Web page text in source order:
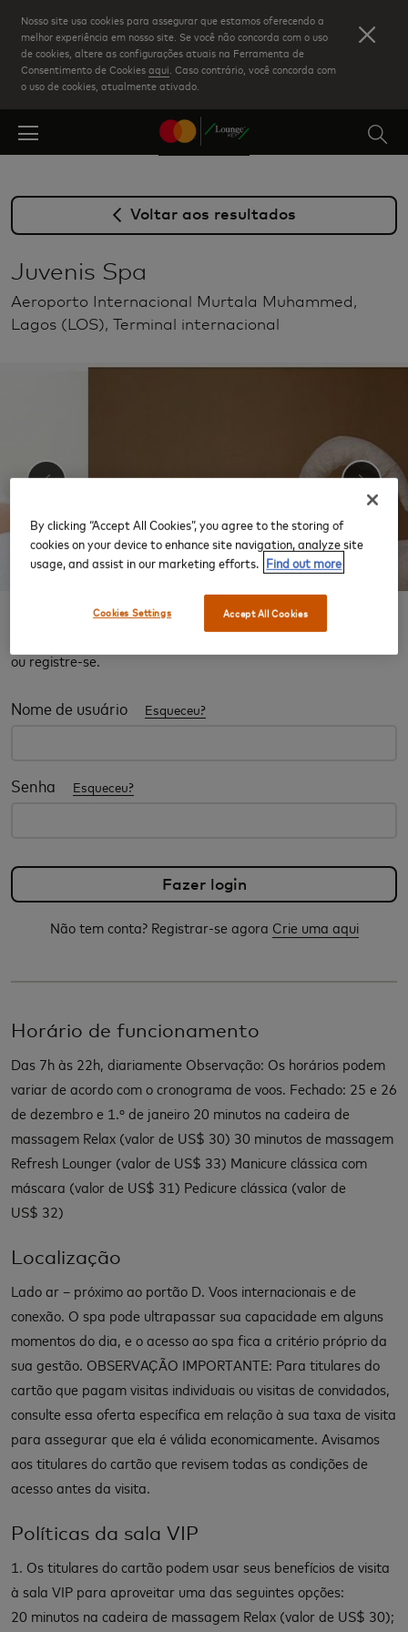
Skip
to
main
content
Nosso site usa cookies para assegurar que estamos oferecendo a
melhor experiência em nosso site. Se você não concorda com o uso
de cookies, altere as configurações atuais na Ferramenta de
Consentimento de Cookiesaqui . Caso contrário, você concorda com
o uso de cookies, atualmente ativado.
Voltar aos resultados
Juvenis Spa
Aeroporto Internacional Murtala Muhammed,
Lagos (LOS), Terminal internacional
‹ ›
Experiência Salas VIP
Para visualizar os detalhes completos dessa oferta, faça login
ou registre-se.
Nome de usuário Esqueceu?
Senha Esqueceu?
Não tem conta? Registrar-se agora Crie uma aqui
Horário de funcionamento
Das 7h às 22h, diariamente Observação: Os horários podem
variar de acordo com o cronograma de voos. Fechado: 25 e 26
de dezembro e 1.º de janeiro 20 minutos na cadeira de
massagem Relax (valor de US$ 30) 30 minutos de massagem
Refresh Lounger (valor de US$ 33) Manicure clássica com
máscara (valor de US$ 31) Pedicure clássica (valor de
US$ 32)
Localização
Lado ar – próximo ao portão D. Voos internacionais e de
conexão. O spa pode ultrapassar sua capacidade em alguns
momentos do dia, e o acesso ao spa fica a critério próprio da
sua gestão. OBSERVAÇÃO IMPORTANTE: Para titulares do
cartão que pagam visitas individuais ou visitas de convidados,
consulte essa oferta específica em relação à sua taxa de visita
para assegurar que ela é válida economicamente. Avisamos
aos titulares do cartão que revisem todas as condições de
acesso antes da visita.
Políticas da sala VIP
1. Os titulares do cartão podem usar seus benefícios de visita
à sala VIP para aproveitar uma das seguintes opções:
20 minutos na cadeira de massagem Relax (valor de US$ 30);
By clicking “Accept All Cookies”, you agree to the storing of
cookies on your device to enhance site navigation, analyze site
usage, and assist in our marketing efforts. Find out more
Accept All Cookies
Cookies Settings